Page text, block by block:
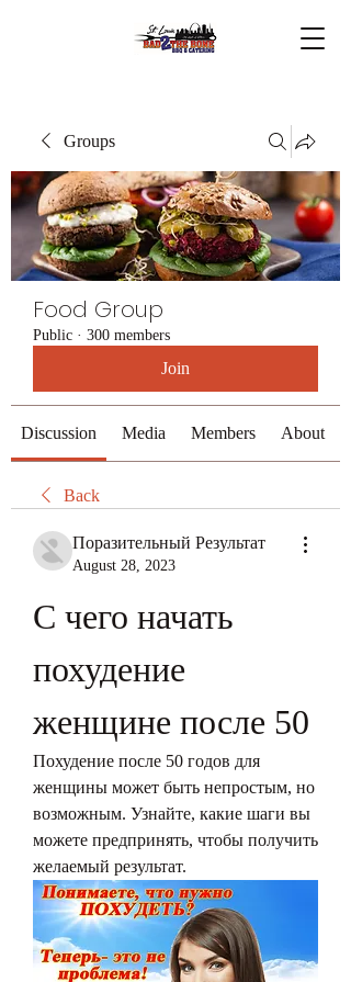
Groups
Food Group
Public · 300 members
Join
Discussion Media Members About
Back
Поразительный Результат
August 28, 2023
С чего начать
похудение
женщине после 50
Похудение после 50 годов для
женщины может быть непростым, но
возможным. Узнайте, какие шаги вы
можете предпринять, чтобы получить
желаемый результат.